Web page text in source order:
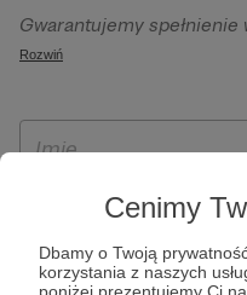
Cenimy
Dbamy o Twoją
korzystania z naszych
092 Warszawa. Twoje
szczególności w celu
Patronite.pl, w tym
otrzymywania wsparcia
Gwarantujemy
wynikających z ogólnego
ich przenoszenia,
wyrażenia sprzeciwu
osobowych. Rejestracja
jest po przekazaniu
założenie konta przez
Rozwiń